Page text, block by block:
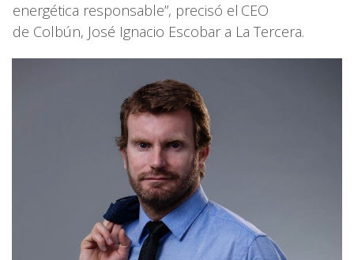
energética responsable”, precisó el CEO
de Colbún, José Ignacio Escobar a La Tercera.